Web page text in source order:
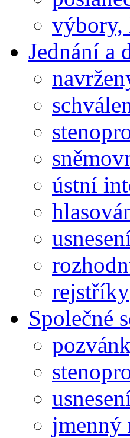
výbory,
Jednání a
ústní
rejstříky
Společné
jmenný